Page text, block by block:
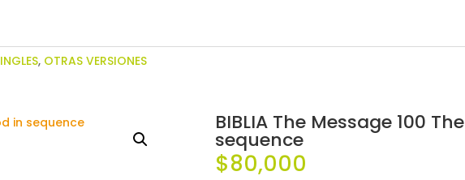
INGLES, OTRAS VERSIONES
BIBLIA The Message 100
sequence
$80,000